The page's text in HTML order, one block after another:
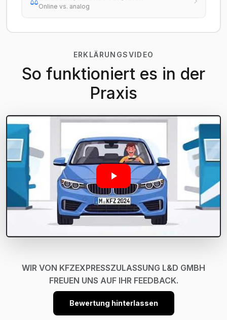
Online vs. analog
ERKLÄRUNGSVIDEO
So funktioniert es in der
Praxis
WIR VON KFZEXPRESSZULASSUNG L&D GMBH
FREUEN UNS AUF IHR FEEDBACK.
Bewertung hinterlassen